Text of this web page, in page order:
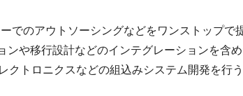
のアウトソーシングなどをワンストップで
や移行設計などのインテグレーションを含
トロニクスなどの組込みシステム開発を行